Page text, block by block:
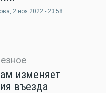
, 2 ноя 2022 - 23:58
изменяет
въезда